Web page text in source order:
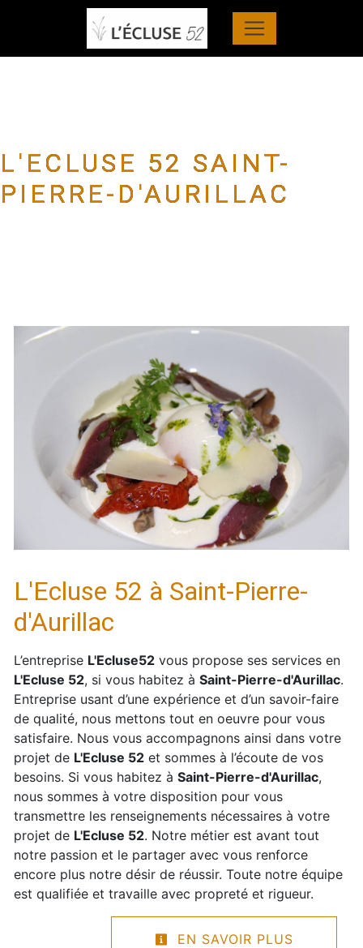
Panneau de gestion des cookies
L'ECLUSE 52 SAINT-
PIERRE-D'AURILLAC
L'Ecluse 52 à Saint-Pierre-
d'Aurillac
L’entreprise L'Ecluse52 vous propose ses services en
L'Ecluse 52, si vous habitez à Saint-Pierre-d'Aurillac.
Entreprise usant d’une expérience et d’un savoir-faire
de qualité, nous mettons tout en oeuvre pour vous
satisfaire. Nous vous accompagnons ainsi dans votre
projet de L'Ecluse 52 et sommes à l’écoute de vos
besoins. Si vous habitez à Saint-Pierre-d'Aurillac,
nous sommes à votre disposition pour vous
transmettre les renseignements nécessaires à votre
projet de L'Ecluse 52. Notre métier est avant tout
notre passion et le partager avec vous renforce
encore plus notre désir de réussir. Toute notre équipe
est qualifiée et travaille avec propreté et rigueur.
EN SAVOIR PLUS